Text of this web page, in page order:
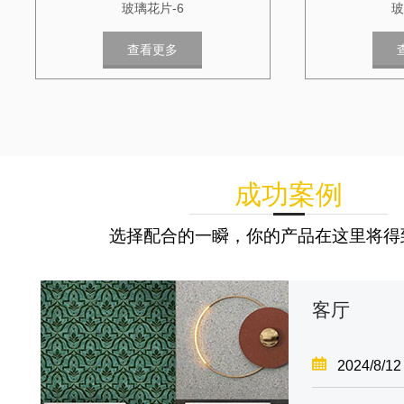
玻璃花片-6
查看更多
成功案例
选择配合的一瞬，你的产品在这里将
客厅
2024/8/